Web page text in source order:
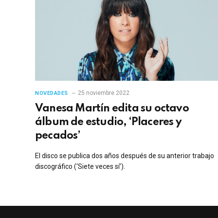
NOVEDADES 25 noviembre 2022
Vanesa Martín edita su octavo
álbum de estudio, ‘Placeres y
pecados’
El disco se publica dos años después de su anterior trabajo
discográfico (‘Siete veces sí’).